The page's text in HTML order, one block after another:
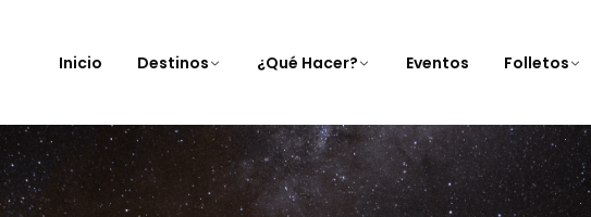
Inicio Destinos ¿Qué Hacer? Eventos Folletos